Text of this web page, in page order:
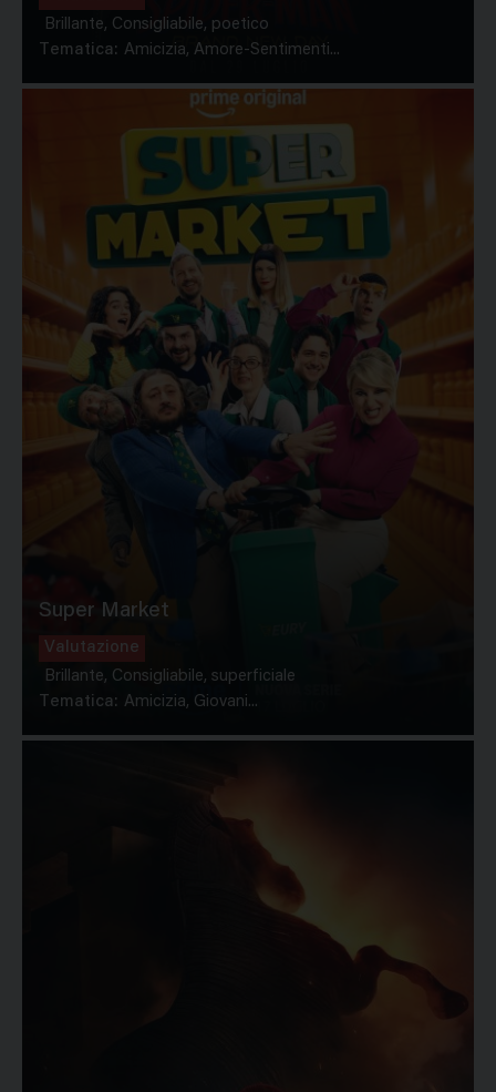
Brillante, Consigliabile, poetico
Tematica: Amicizia, Amore-Sentimenti...
Super Market
Valutazione
Brillante, Consigliabile, superficiale
Tematica: Amicizia, Giovani...